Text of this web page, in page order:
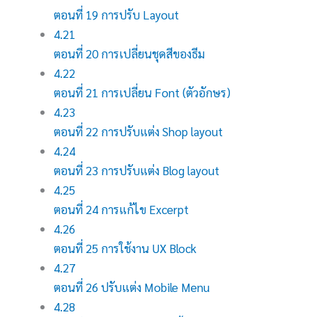
ตอนที่ 19 การปรับ Layout
4.21
ตอนที่ 20 การเปลี่ยนชุดสีของธีม
4.22
ตอนที่ 21 การเปลี่ยน Font (ตัวอักษร)
4.23
ตอนที่ 22 การปรับแต่ง Shop layout
4.24
ตอนที่ 23 การปรับแต่ง Blog layout
4.25
ตอนที่ 24 การแก้ไข Excerpt
4.26
ตอนที่ 25 การใช้งาน UX Block
4.27
ตอนที่ 26 ปรับแต่ง Mobile Menu
4.28